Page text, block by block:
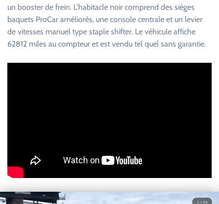
un booster de frein. L’habitacle noir comprend des sièges
baquets ProCar améliorés, une console centrale et un levier
de vitesses manuel type staple shifter. Le véhicule affiche
62812 miles au compteur et est vendu tel quel sans garantie.
1 / 29